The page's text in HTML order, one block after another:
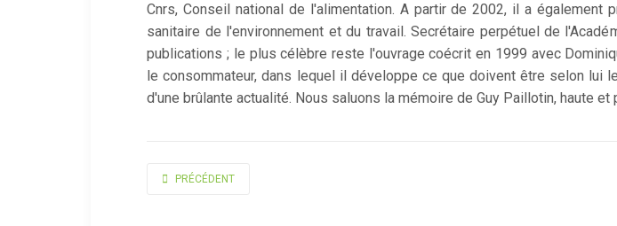
Cnrs, Conseil national de l'alimentation. A partir de 2002, il a
sanitaire de l'environnement et du travail. Secrétaire perpétuel de
publications ; le plus célèbre reste l'ouvrage coécrit en 1999 avec
le consommateur, dans lequel il développe ce que doivent être selon lui
d'une brûlante actualité. Nous saluons la mémoire de Guy Paillotin, haute
ARTICLE PRÉCÉDENT : LACOMBE PHILIPPE
PRÉCÉDENT